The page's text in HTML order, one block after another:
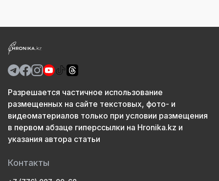
Разрешается частичное использование
размещенных на сайте текстовых, фото- и
видеоматериалов только при условии размещения
в первом абзаце гиперссылки на Hronika.kz и
указания автора статьи
Контакты